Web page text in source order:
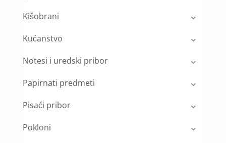
Kišobrani
Kućanstvo
Notesi i uredski pribor
Papirnati predmeti
Pisaći pribor
Pokloni